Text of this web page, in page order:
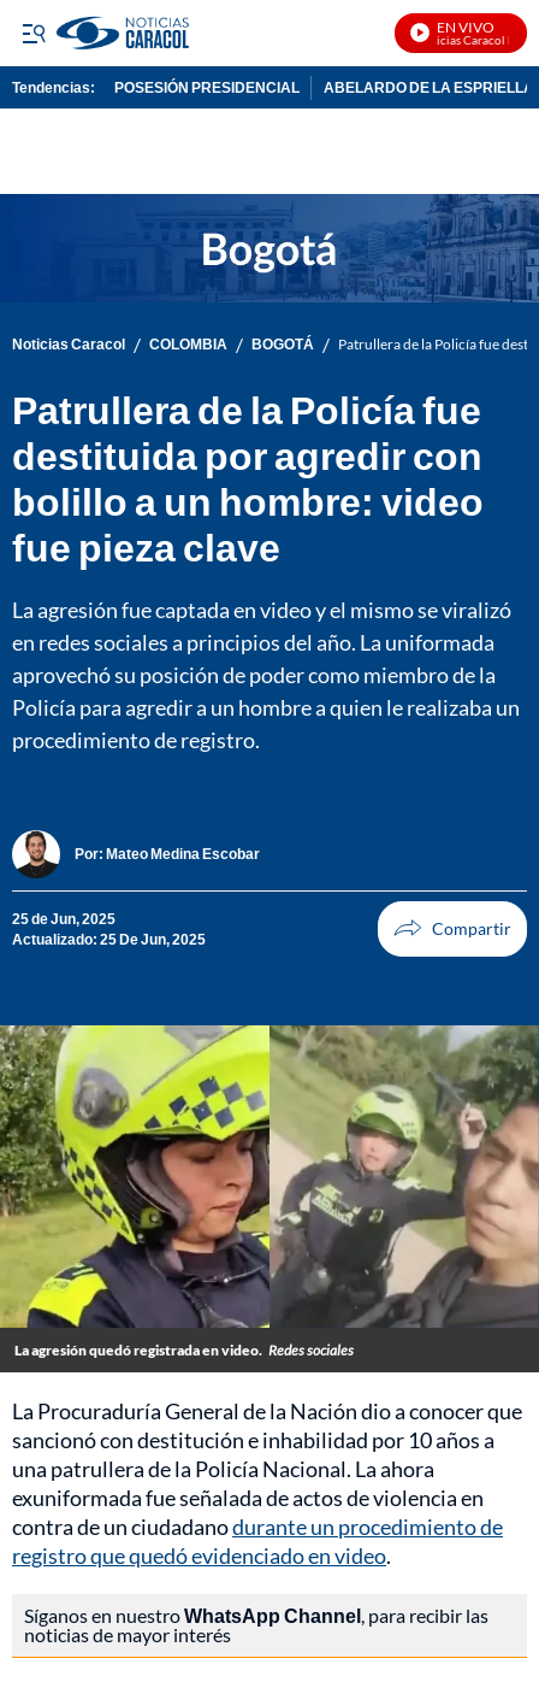
EN VIVO
Noticias Caracol En
Tendencias: POSESIÓN PRESIDENCIAL ABELARDO DE LA ESPRIELLA
Noticias Caracol / COLOMBIA / BOGOTÁ / Patrullera de la Policía fue
Patrullera de la Policía fue
destituida por agredir con
bolillo a un hombre: video
fue pieza clave
La agresión fue captada en video y el mismo se viralizó
en redes sociales a principios del año. La uniformada
aprovechó su posición de poder como miembro de la
Policía para agredir a un hombre a quien le realizaba un
procedimiento de registro.
Por: Mateo Medina Escobar
25 de Jun, 2025
Actualizado: 25 De Jun, 2025
La agresión quedó registrada en video. Redes sociales
La Procuraduría General de la Nación dio a conocer que
sancionó con destitución e inhabilidad por 10 años a
una patrullera de la Policía Nacional. La ahora
exuniformada fue señalada de actos de violencia en
contra de un ciudadanodurante un procedimiento de
registro que quedó evidenciado en video.
Síganos en nuestroWhatsApp Channel, para recibir las
noticias de mayor interés